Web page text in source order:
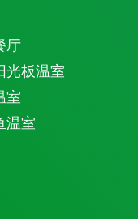
厅
光板温室
室
温室